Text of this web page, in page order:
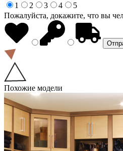
1
2 3 4
5
Пожалуйста, докажите, что вы
Похожие модели